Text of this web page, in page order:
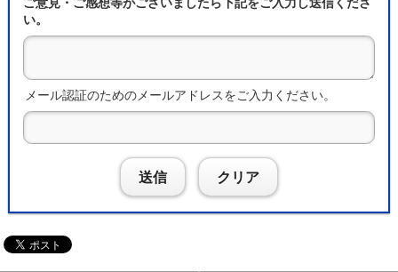
い。
メール認証のためのメールアドレスをご入力ください。
送信 クリア